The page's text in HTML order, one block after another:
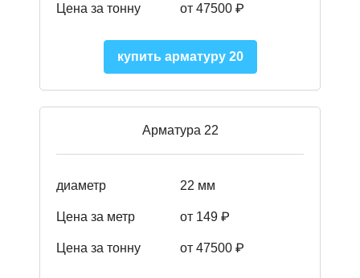
Цена за тонну от 47500 ₽
купить арматуру 20
Арматура 22
диаметр 22 мм
Цена за метр от 149 ₽
Цена за тонну от 47500 ₽